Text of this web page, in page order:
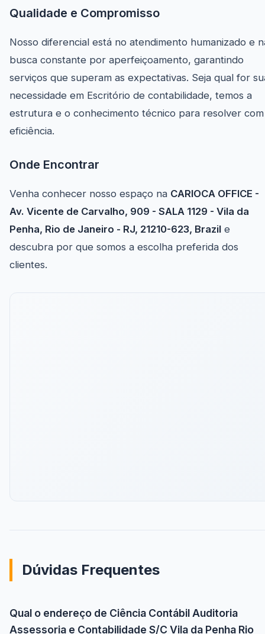
Qualidade e Compromisso
Nosso diferencial está no atendimento humanizado e
busca constante por aperfeiçoamento, garantindo
serviços que superam as expectativas. Seja qual for
necessidade em Escritório de contabilidade, temos a
estrutura e o conhecimento técnico para resolver com
eficiência.
Onde Encontrar
Venha conhecer nosso espaço na CARIOCA OFFICE -
Av. Vicente de Carvalho, 909 - SALA 1129 - Vila da
Penha, Rio de Janeiro - RJ, 21210-623, Brazil e
descubra por que somos a escolha preferida dos
clientes.
Dúvidas Frequentes
Qual o endereço de Ciência Contábil Auditoria
Assessoria e Contabilidade S/C Vila da Penha Rio